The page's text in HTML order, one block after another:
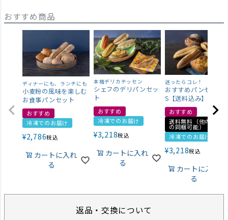
おすすめ商品
ディナーにも、ランチにも
小麦粉の風味を楽しむ
お食事パンセット
おすすめ
冷凍でのお届け
¥2,786税込
カートに入れ
る
本格デリカテッセン
シェフのデリパンセッ
ト
おすすめ
冷凍でのお届け
¥3,218税込
カートに入れ
る
迷ったらコレ！
おすすめパンセット
S【送料込み】
おすすめ
送料無料（他の商品
の同梱可能）
冷凍でのお届け
¥3,218税込
カートに入れ
る
返品・交換について